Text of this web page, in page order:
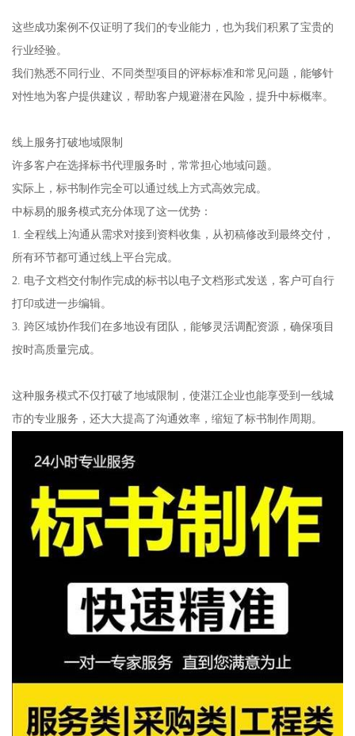
这些成功案例不仅证明了我们的专业能力，也为我们积累了宝贵的
行业经验。
我们熟悉不同行业、不同类型项目的评标标准和常见问题，能够针
对性地为客户提供建议，帮助客户规避潜在风险，提升中标概率。
线上服务打破地域限制
许多客户在选择标书代理服务时，常常担心地域问题。
实际上，标书制作完全可以通过线上方式高效完成。
中标易的服务模式充分体现了这一优势：
1. 全程线上沟通从需求对接到资料收集，从初稿修改到最终交付，
所有环节都可通过线上平台完成。
2. 电子文档交付制作完成的标书以电子文档形式发送，客户可自行
打印或进一步编辑。
3. 跨区域协作我们在多地设有团队，能够灵活调配资源，确保项目
按时高质量完成。
这种服务模式不仅打破了地域限制，使湛江企业也能享受到一线城
市的专业服务，还大大提高了沟通效率，缩短了标书制作周期。